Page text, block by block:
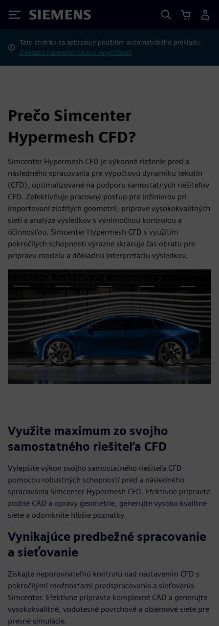
Siemens
Táto stránka sa zobrazuje použitím automatického prekladu.
Zobraziť namiesto toho v Angličtine?
Prečo Simcenter
Hypermesh CFD?
Simcenter Hypermesh CFD je výkonné riešenie pred a
následného spracovania pre výpočtovú dynamiku tekutín
(CFD), optimalizované na podporu samostatných riešiteľov
CFD. Zefektívňuje pracovný postup pre inžinierov pri
importovaní zložitých geometrií, príprave vysokokvalitných
sietí a analýze výsledkov s výnimočnou kontrolou a
účinnosťou. Simcenter Hypermesh CFD s využitím
pokročilých schopností výrazne skracuje čas obratu pre
prípravu modelu a dôkladnú interpretáciu výsledkov.
Využite maximum zo svojho
samostatného riešiteľa CFD
Vylepšite výkon svojho samostatného riešiteľa CFD
pomocou robustných schopností pred a následného
spracovania Simcenter Hypermesh CFD. Efektívne pripravte
zložité CAD a opravy geometrie, generujte vysoko kvalitné
siete a odomknite hlbšie poznatky.
Vynikajúce predbežné spracovanie
a sieťovanie
Získajte neporovnateľnú kontrolu nad nastavením CFD s
pokročilými možnosťami predspracovania a sieťovania
Simcenter. Efektívne pripravte komplexné CAD a generujte
vysokokvalitné, vodotesné povrchové a objemové siete pre
presné simulácie.